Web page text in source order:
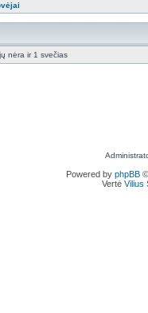
nėra ir 1 svečias
Powered by phpBB
Vertė Vilius